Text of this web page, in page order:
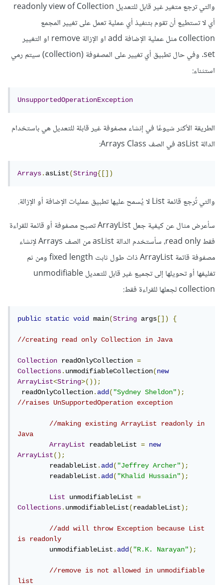
والتي ترجع متغير غير قابل للتعديل readonly view of Collection
أي لا تستطيع أن تقوم بتنفيذ أي عملية تعمل على تغيير المجمع
collection مثل عملية الإضافة add او الإزالة remove او التغيير
set. وفي حال تطبيق أي تغيير على المصفوفة (collection) سيتم رمي
استثناء:
UnsupportedOperationException
الطريقة الأكثر شيوعًا في إنشاء مصفوفة غير قابلة للتعديل هي باستخدام
الدالة asList في الصف Arrays Class:
Arrays.asList(String{[])
والتي تُرجع قائمة List لا يُسمح عليها تطبيق عمليات الإضافة أو الإزالة.
سأعرض مثال عن كيفية جعل ArrayList تصبح مصفوفة أو قائمة للقراءة
فقط read only، سأستخدم الدالة asList من الصف Arrays لإنشاء
مصفوفة قائمة ArrayList ذات طول ثابت fixed length ومن ثم
تغليفها أو تحويلها إلى تجميع غير قابل للتعديل unmodifiable
collection لجعلها للقراءة فقط:
public static void main(String args []) {
//creating read only Collection in Java
Collection readOnlyCollection =
Collections.unmodifiableCollection(new
ArrayList<String>());
readOnlyCollection.add("Sydney Sheldon");
//raises UnSupportedOperation exception
//making existing ArrayList readonly in
Java
ArrayList
readableList =
new
ArrayList();
        readableList
.add("Jeffrey Archer");
        readableList
.add("Khalid Hussain");
List unmodifiableList =
Collections.unmodifiableList(readableList);
//add will throw Exception because List
is readonly
        unmodifiableList
.add("R.K. Narayan");
//remove is not allowed in unmodifiable
list